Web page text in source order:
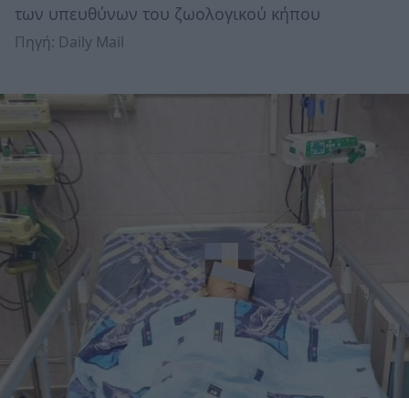
των υπευθύνων του ζωολογικού κήπου
Πηγή: Daily Mail